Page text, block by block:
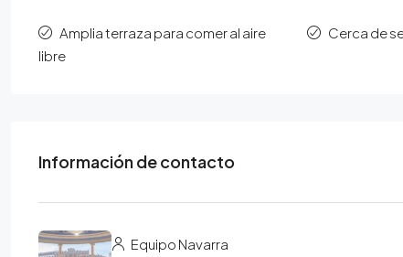
Amplia terraza para comer al aire
libre
Cerca de
Información de contacto
Equipo Navarra